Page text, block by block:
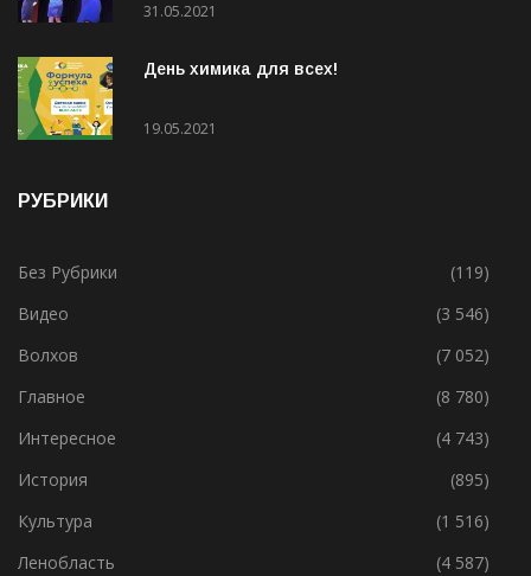
31.05.2021
День химика для всех!
19.05.2021
РУБРИКИ
Без Рубрики
(119)
Видео
(3 546)
Волхов
(7 052)
Главное
(8 780)
Интересное
(4 743)
История
(895)
Культура
(1 516)
Ленобласть
(4 587)